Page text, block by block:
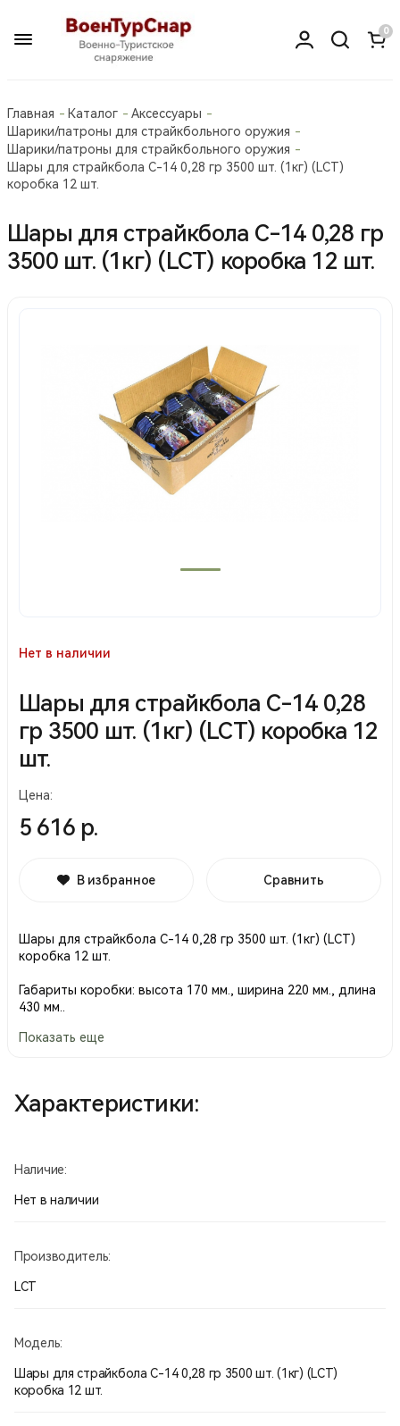
0
Главная Каталог
Аксессуары
Шарики/патроны для страйкбольного оружия
Шарики/патроны для страйкбольного оружия
Шары для страйкбола С-14 0,28 гр 3500 шт. (1кг) (LCT)
коробка 12 шт.
Шары для страйкбола С-14 0,28 гр
3500 шт. (1кг) (LCT) коробка 12 шт.
Нет в наличии
Шары для страйкбола С-14 0,28
гр 3500 шт. (1кг) (LCT) коробка 12
шт.
Цена:
5 616 р.
В избранное Сравнить
Шары для страйкбола С-14 0,28 гр 3500 шт. (1кг) (LCT)
коробка 12 шт.
Габариты коробки: высота 170 мм., ширина 220 мм., длина
430 мм..
Производство Тайвань.
Показать еще
Характеристики:
Наличие:
Нет в наличии
Производитель:
LCT
Модель:
Шары для страйкбола С-14 0,28 гр 3500 шт. (1кг) (LCT)
коробка 12 шт.